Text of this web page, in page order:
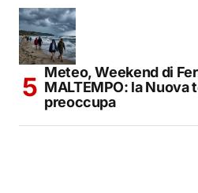
Meteo, Weekend di
MALTEMPO: la Nuova
preoccupa